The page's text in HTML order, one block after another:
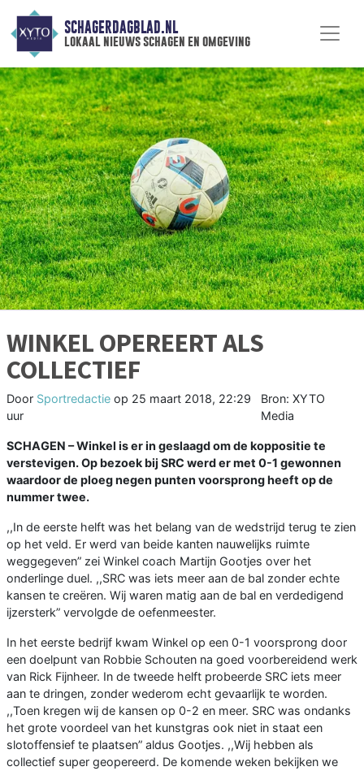
SCHAGERDAGBLAD.NL
lokaal nieuws schagen en omgeving
WINKEL OPEREERT ALS
COLLECTIEF
Door Sportredactie op 25 maart 2018, 22:29
uur
Bron: XYTO
Media
SCHAGEN –Winkel is er in geslaagd om de koppositie te
verstevigen. Op bezoek bij SRC werd er met 0-1 gewonnen
waardoor de ploeg negen punten voorsprong heeft op de
nummer twee.
,,In de eerste helft was het belang van de wedstrijd terug te zien
op het veld. Er werd van beide kanten nauwelijks ruimte
weggegeven” zei Winkel coach Martijn Gootjes over het
onderlinge duel. ,,SRC was iets meer aan de bal zonder echte
kansen te creëren. Wij waren matig aan de bal en verdedigend
ijzersterk” vervolgde de oefenmeester.
In het eerste bedrijf kwam Winkel op een 0-1 voorsprong door
een doelpunt van Robbie Schouten na goed voorbereidend werk
van Rick Fijnheer. In de tweede helft probeerde SRC iets meer
aan te dringen, zonder wederom echt gevaarlijk te worden.
,,Toen kregen wij de kansen op 0-2 en meer. SRC was ondanks
het grote voordeel van het kunstgras ook niet in staat een
slotoffensief te plaatsen” aldus Gootjes. ,,Wij hebben als
collectief super geopereerd. De komende weken bekijken we